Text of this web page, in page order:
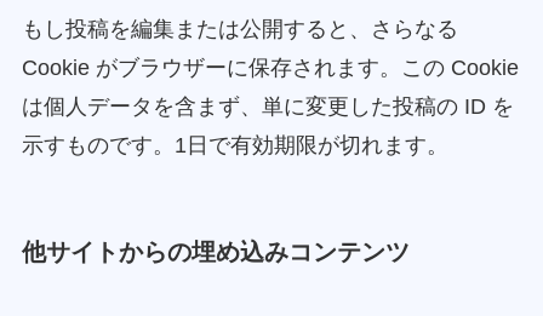
もし投稿を編集または公開すると、さらなる
Cookie がブラウザーに保存されます。この Cookie
は個人データを含まず、単に変更した投稿の ID を
示すものです。1日で有効期限が切れます。
他サイトからの埋め込みコンテンツ